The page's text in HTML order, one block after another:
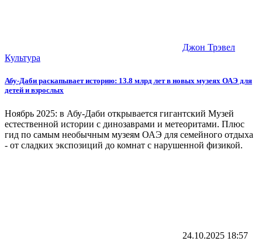
Джон Трэвел
Культура
Абу-Даби раскапывает историю: 13.8 млрд лет в новых музеях ОАЭ для
детей и взрослых
Ноябрь 2025: в Абу-Даби открывается гигантский Музей
естественной истории с динозаврами и метеоритами. Плюс
гид по самым необычным музеям ОАЭ для семейного отдыха
- от сладких экспозиций до комнат с нарушенной физикой.
24.10.2025 18:57